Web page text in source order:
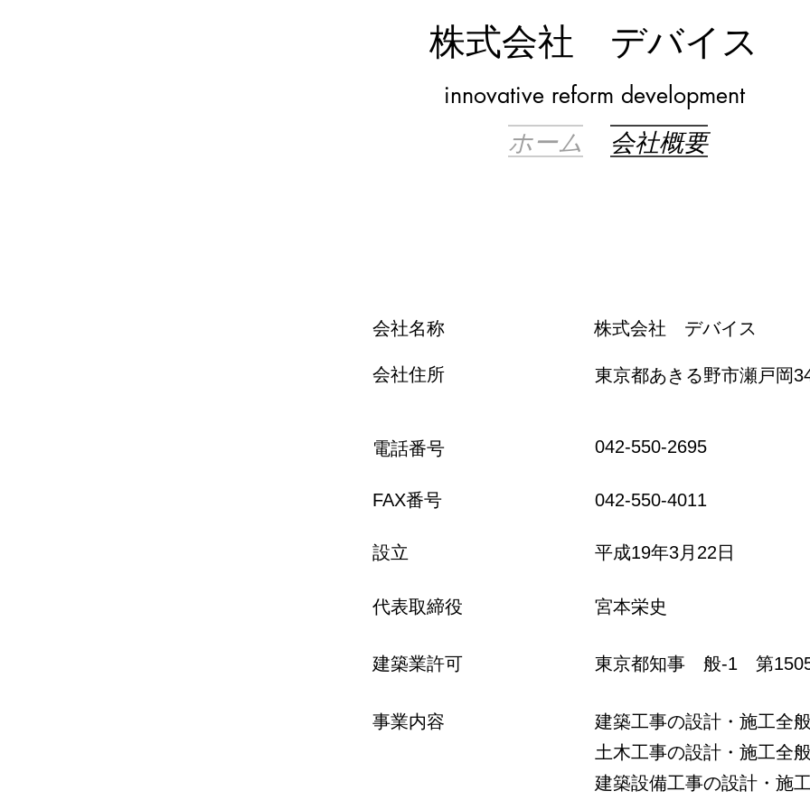
株式会社 デバイス
innovative reform development
ホーム 会社概要
​会社名称
​会社住所
​電話番号
​FAX番号
​設立
​代表取締役
​建築業許可
​事業内容
​株式会社 デバイス
東京都あきる野市瀬戸岡
​042-550-2695
​042-550-4011
​平成19年3月22日
​宮本栄史
東京都知事 般-1 第
建築工事の設計・施工全
土木工事の設計・施工全
建築設備工事の設計・施